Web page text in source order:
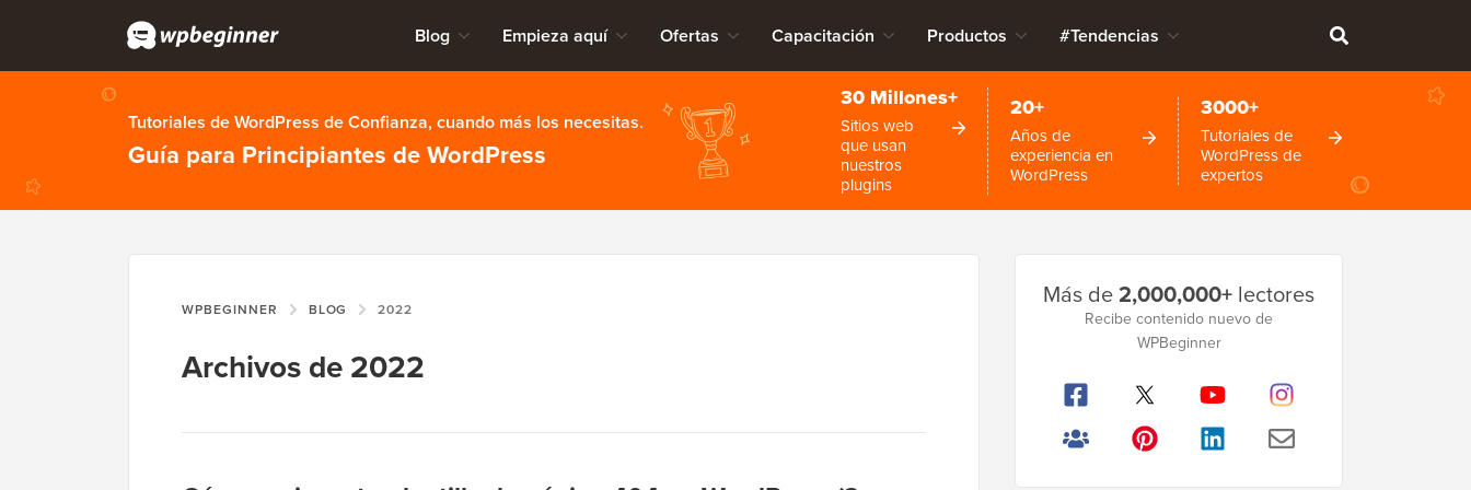
Blog Empieza aquí Ofertas Capacitación Productos #Tendencias
Tutoriales de WordPress de Confianza, cuando más los necesitas.
Guía para Principiantes de WordPress
30 Millones+
Sitios web
que usan
nuestros
plugins
20+
Años de
experiencia en
WordPress
3000+
Tutoriales de
WordPress de
expertos
WPBEGINNER BLOG 2022
Archivos de 2022
lateral
Más de2,000,000+ lectores
Recibe contenido nuevo de
WPBeginner